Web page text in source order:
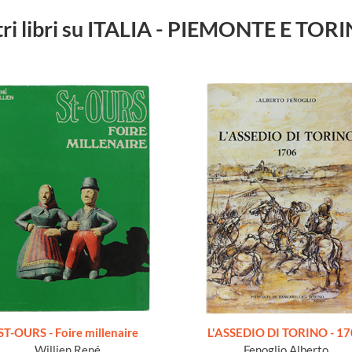
libri su ITALIA - PIEMONTE E
OURS - Foire millenaire
L'ASSEDIO DI TORINO -